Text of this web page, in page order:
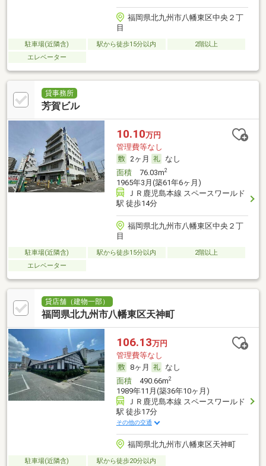
福岡県北九州市八幡東区中央２丁
目
駐車場(近隣含) 駅から徒歩15分以内
2階以上
エレベーター
貸事務所
芳賀ビル
10.10万円
管理費等なし
2ヶ月
なし
面積76.03m2
1965年3月(築61年6ヶ月)
ＪＲ鹿児島本線 スペースワールド
駅 徒歩14分
福岡県北九州市八幡東区中央２丁
目
駐車場(近隣含) 駅から徒歩15分以内
2階以上
エレベーター
貸店舗（建物一部）
福岡県北九州市八幡東区天神町
106.13万円
管理費等なし
8ヶ月
なし
面積490.66m2
1989年11月(築36年10ヶ月)
ＪＲ鹿児島本線 スペースワールド
駅 徒歩17分
その他の交通
福岡県北九州市八幡東区天神町
駐車場(近隣含) 駅から徒歩20分以内